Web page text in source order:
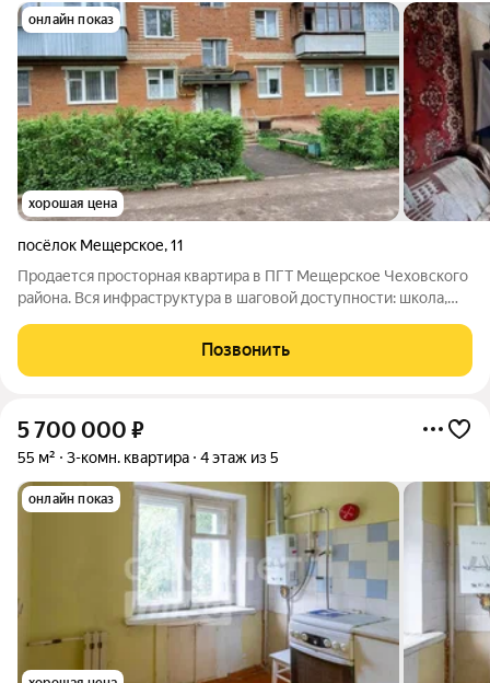
онлайн показ
хорошая цена
посёлок Мещерское,11
Продается просторная квартира в ПГТ Мещерское Чеховского
района. Вся инфраструктура в шаговой доступности: школа,
Позвонить
5 700 000 ₽
55 м² 3-комн. квартира 4 этаж из 5
онлайн показ